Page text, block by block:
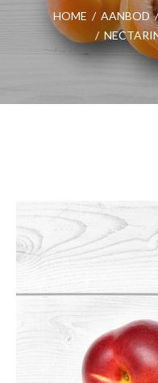
HOME / AANBOD /
/